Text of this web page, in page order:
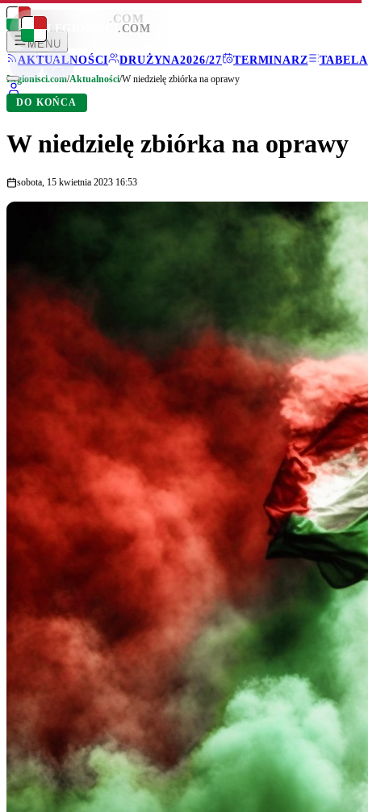
LEGIONISCI .COM
MENU
AKTUALNOŚCI
DRUŻYNA2026/27 TERMINARZ TABELA
LEGIONISCI .COM
Legionisci.com/Aktualności/W niedzielę zbiórka na oprawy
DO KOŃCA
W niedzielę zbiórka na oprawy
sobota, 15 kwietnia 2023 16:53